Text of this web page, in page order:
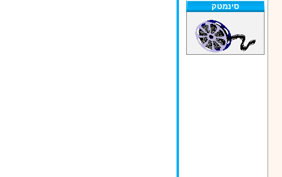
סינמטק